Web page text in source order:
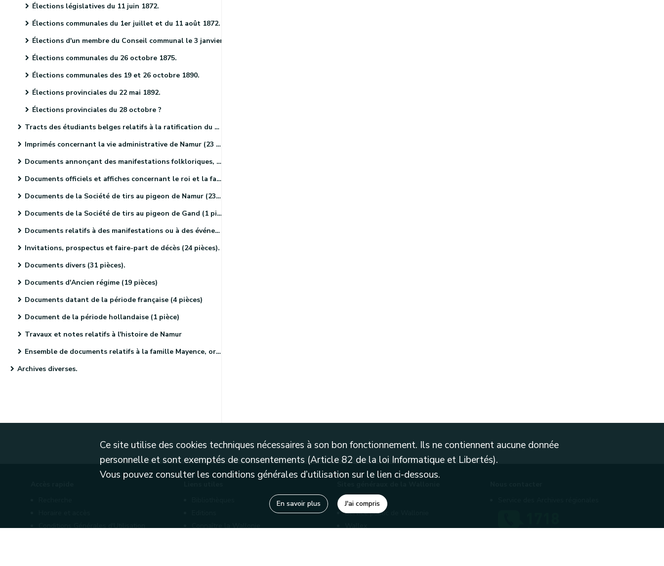
Élections législatives du 11 juin 1872.
Élections communales du 1er juillet et du 11 août 1872.
Élections d'un membre du Conseil communal le 3 janvier 1873.
Élections communales du 26 octobre 1875.
Élections communales des 19 et 26 octobre 1890.
Élections provinciales du 22 mai 1892.
Élections provinciales du 28 octobre ?
Tracts des étudiants belges relatifs à la ratification du Traité des XXIV articles (4 pièces).
Imprimés concernant la vie administrative de Namur (23 pièces).
Documents annonçant des manifestations folkloriques, culturelles et sportives. (46 pièces)
Documents officiels et affiches concernant le roi et la famille royale (18 pièces)
Documents de la Société de tirs au pigeon de Namur (23 pièces)
Documents de la Société de tirs au pigeon de Gand (1 pièce).
Documents relatifs à des manifestations ou à des événements religieux (41 pièces)
Invitations, prospectus et faire-part de décès (24 pièces).
Documents divers (31 pièces).
Documents d'Ancien régime (19 pièces)
Documents datant de la période française (4 pièces)
Document de la période hollandaise (1 pièce)
Travaux et notes relatifs à l'histoire de Namur
Ensemble de documents relatifs à la famille Mayence, originaire de Metz (4 pièces)
Archives diverses.
Conditions Générales d'Utilisation
Connaître la Wallonie
Wallonie.be
Service public de Wallonie
Wallex
Ce site utilise des cookies techniques nécessaires à son bon fonctionnement. Ils ne contiennent aucune donnée
personnelle et sont exemptés de consentements (Article 82 de la loi Informatique et Libertés).
Vous pouvez consulter les conditions générales d’utilisation sur le lien ci-dessous.
En savoir plus J'ai compris